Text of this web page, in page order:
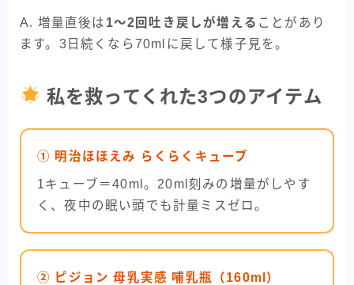
A. 増量直後は 1〜2回吐き戻しが増える ことがあり
ます。3日続くなら70mlに戻して様子見を。
私を救ってくれた3つのアイテム
① 明治ほほえみ らくらくキューブ
1キューブ＝40ml。20ml刻みの増量がしやす
く、夜中の眠い頭でも計量ミスゼロ。
② ピジョン 母乳実感 哺乳瓶（160ml）